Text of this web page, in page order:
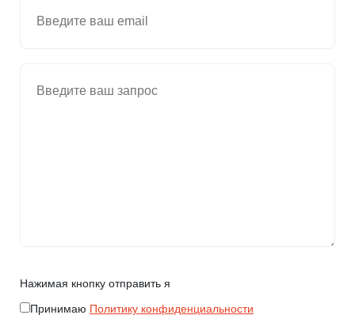
Нажимая кнопку отправить я
Принимаю Политику конфиденциальности